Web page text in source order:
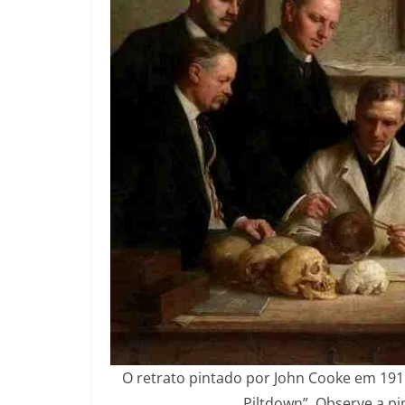
O retrato pintado por John Cooke em